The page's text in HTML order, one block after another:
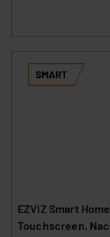
EZVIZ Smart
Touchscreen,